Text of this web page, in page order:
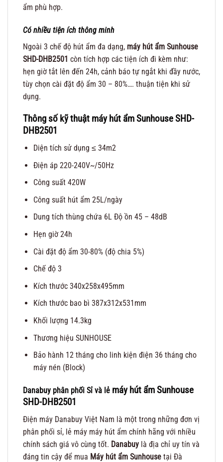
ẩm phù hợp.
Có nhiều tiện ích thông minh
Ngoài 3 chế độ hút ẩm đa dạng, máy hút ẩm Sunhouse
SHD-DHB2501 còn tích hợp các tiện ích đi kèm như:
hẹn giờ tắt lên đến 24h, cảnh báo tự ngắt khi đầy nước,
tùy chọn cài đặt độ ẩm 30 – 80%…. thuận tiện khi sử
dụng.
Thông số kỹ thuật máy hút ẩm Sunhouse SHD-
DHB2501
Diện tích sử dụng ≤ 34m2
Điện áp 220-240V~/50Hz
Công suất 420W
Công suất hút ẩm 25L/ngày
Dung tích thùng chứa 6L Độ ồn 45 – 48dB
Hẹn giờ 24h
Cài đặt độ ẩm 30-80% (độ chia 5%)
Chế độ 3
Kích thước 340x258x495mm
Kích thước bao bì 387x312x531mm
Khối lượng 14.3kg
Thương hiệu SUNHOUSE
Bảo hành 12 tháng cho linh kiện điện 36 tháng cho
máy nén (Block)
Danabuy phân phối Sỉ và lẻ máy hút ẩm Sunhouse
SHD-DHB2501
Điện máy Danabuy Việt Nam là một trong những đơn vị
phân phối sỉ, lẻ máy máy hút ẩm chính hãng với nhiều
chính sách giá vô cùng tốt. Danabuy là địa chỉ uy tín và
đáng tin cậy để mua Máy hút ẩm Sunhouse tại Đà